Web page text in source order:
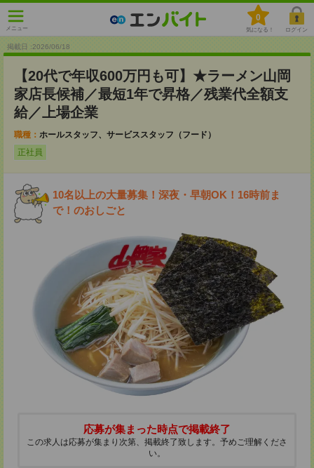
メニュー
0
気になる！ ログイン
掲載日 :2026/06/18
【20代で年収600万円も可】★ラーメン山岡
家店長候補／最短1年で昇格／残業代全額支
給／上場企業
職種： ホールスタッフ、サービススタッフ（フード）
正社員
10名以上の大量募集！深夜・早朝OK！16時前ま
で！のおしごと
応募が集まった時点で掲載終了
この求人は応募が集まり次第、掲載終了致します。予めご理解くださ
い。